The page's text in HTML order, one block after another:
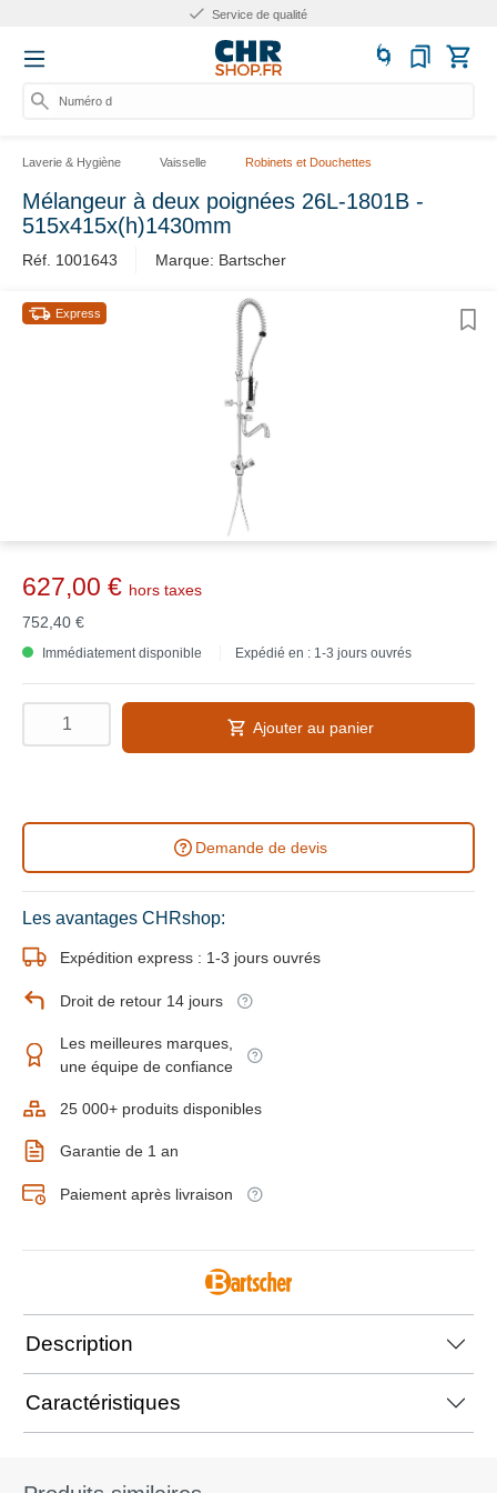
Numéro d'a
Laverie & Hygiène Vaisselle Robinets et Douchettes
Mélangeur à deux poignées 26L-1801B -
515x415x(h)1430mm
Réf. 1001643 Marque: Bartscher
Express
627,00 € hors taxes
752,40 €
Immédiatement disponible Expédié en : 1-3 jours ouvrés
Ajouter au panier
Demande de devis
Les avantages CHRshop:
Expédition express : 1-3 jours ouvrés
Droit de retour 14 jours
Les meilleures marques,
une équipe de confiance
25 000+ produits disponibles
Garantie de 1 an
Paiement après livraison
Description
Caractéristiques